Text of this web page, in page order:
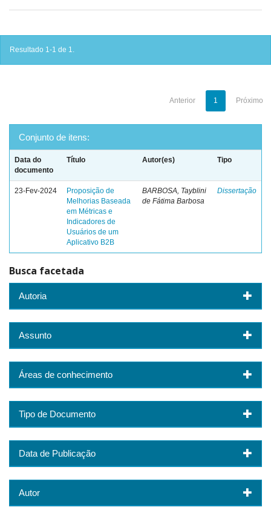
Resultado 1-1 de 1.
Anterior 1 Próximo
Conjunto de itens:
Data do
documento
Título Autor(es) Tipo
23-Fev-2024
Proposição de
Melhorias Baseada
em Métricas e
Indicadores de
Usuários de um
Aplicativo B2B
BARBOSA, Tayblini
de Fátima Barbosa
Dissertação
Busca facetada
Autoria
Assunto
Áreas de conhecimento
Tipo de Documento
Data de Publicação
Autor